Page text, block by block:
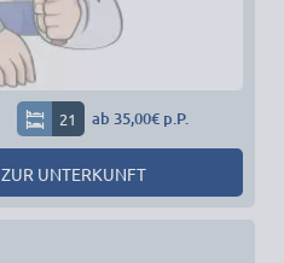
21 ab 35,00€ p.P.
ZUR UNTERKUNFT